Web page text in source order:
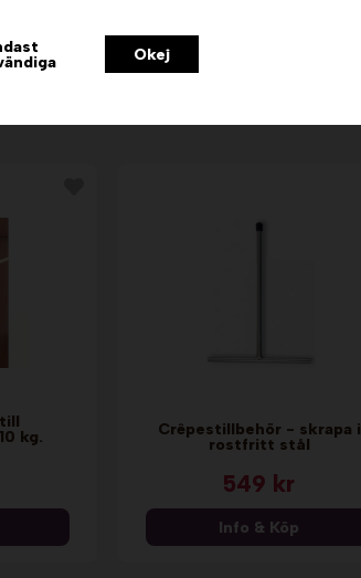
kg. Crêpestillbehör - skrapa i
rostfritt stål
549 kr
Info & Köp
Okej